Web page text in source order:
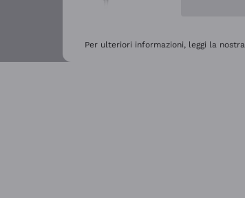
Per ulteriori informazioni, leggi la nostra